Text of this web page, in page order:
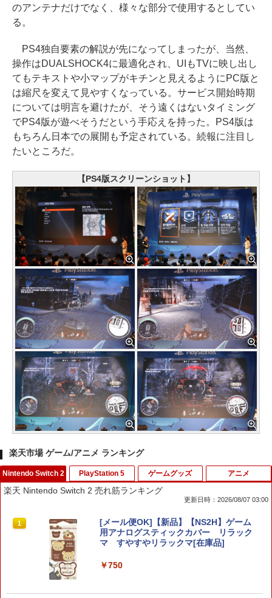
のアンテナだけでなく、様々な部分で使用するとしてい
る。
PS4独自要素の解説が先になってしまったが、当然、
操作はDUALSHOCK4に最適化され、UIもTVに映し出し
てもテキストや小マップがキチンと見えるようにPC版と
は縮尺を変えて見やすくなっている。サービス開始時期
については明言を避けたが、そう遠くはないタイミング
でPS4版が遊べそうだという手応えを持った。PS4版は
もちろん日本での展開も予定されている。続報に注目し
たいところだ。
【PS4版スクリーンショット】
楽天市場 ゲーム/アニメ ランキング
Nintendo Switch 2
楽天 Nintendo Switch 2 売れ筋ランキング
更新日時：2026/08/07 03:00
1
[メール便OK]【新品】【NS2H】ゲーム
用アナログスティックカバー リラック
マ すやすやリラックマ[在庫品]
￥750
PlayStation 5 ゲームグッズ アニメ